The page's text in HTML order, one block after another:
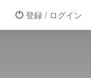
登録 / ログイン